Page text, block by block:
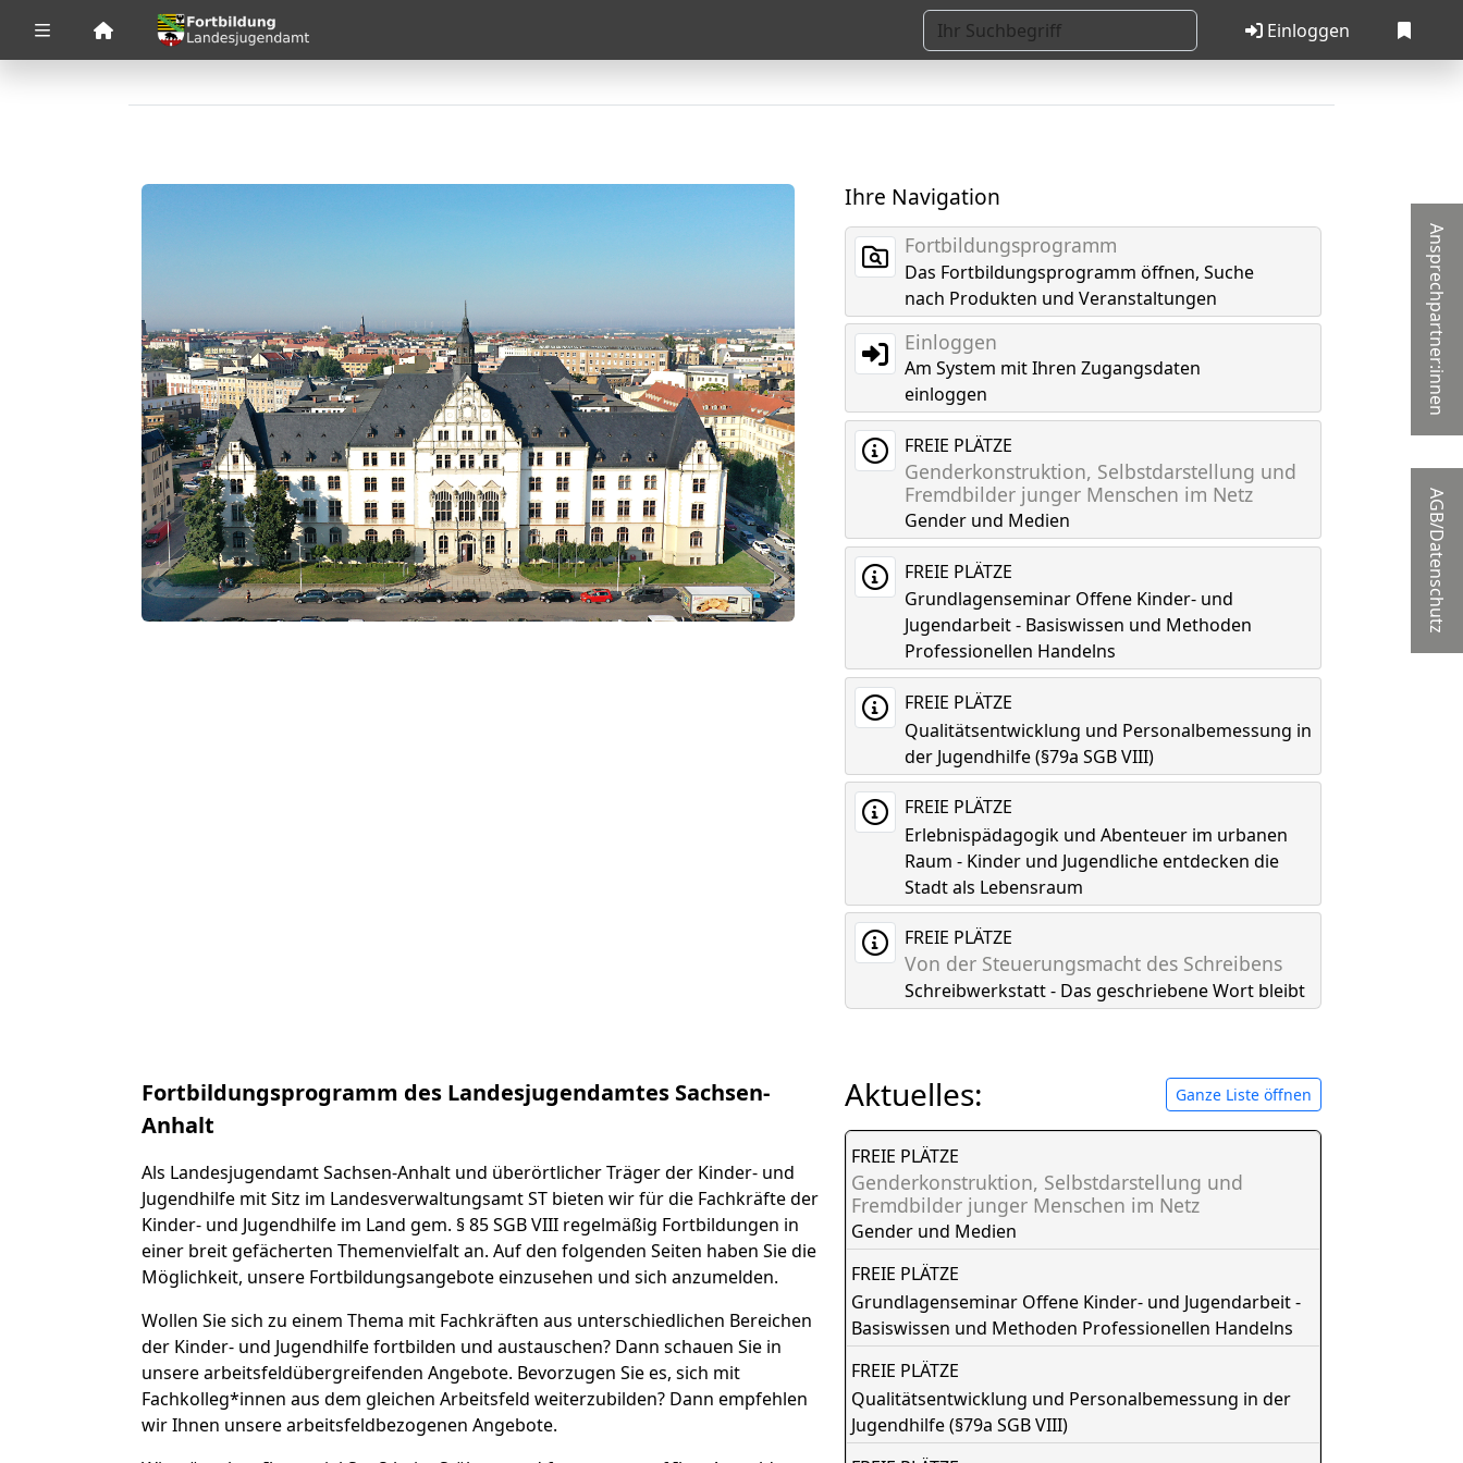
Einloggen
Zuklappen
Ansprechpartner:innen
AGB/Datenschutz
Ihre Navigation
Fortbildungsprogramm
Das Fortbildungsprogramm öffnen, Suche
nach Produkten und Veranstaltungen
Einloggen
Am System mit Ihren Zugangsdaten
einloggen
FREIE PLÄTZE
Genderkonstruktion, Selbstdarstellung und
Fremdbilder junger Menschen im Netz
Gender und Medien
FREIE PLÄTZE
Grundlagenseminar Offene Kinder- und
Jugendarbeit - Basiswissen und Methoden
Professionellen Handelns
FREIE PLÄTZE
Qualitätsentwicklung und Personalbemessung in
der Jugendhilfe (§79a SGB VIII)
FREIE PLÄTZE
Erlebnispädagogik und Abenteuer im urbanen
Raum - Kinder und Jugendliche entdecken die
Stadt als Lebensraum
FREIE PLÄTZE
Von der Steuerungsmacht des Schreibens
Schreibwerkstatt - Das geschriebene Wort bleibt
Fortbildungsprogramm des Landesjugendamtes Sachsen-
Anhalt
Als Landesjugendamt Sachsen-Anhalt und überörtlicher Träger der Kinder- und
Jugendhilfe mit Sitz im Landesverwaltungsamt ST bieten wir für die Fachkräfte der
Kinder- und Jugendhilfe im Land gem. § 85 SGB VIII regelmäßig Fortbildungen in
einer breit gefächerten Themenvielfalt an. Auf den folgenden Seiten haben Sie die
Möglichkeit, unsere Fortbildungsangebote einzusehen und sich anzumelden.
Wollen Sie sich zu einem Thema mit Fachkräften aus unterschiedlichen Bereichen
der Kinder- und Jugendhilfe fortbilden und austauschen? Dann schauen Sie in
unsere arbeitsfeldübergreifenden Angebote. Bevorzugen Sie es, sich mit
Fachkolleg*innen aus dem gleichen Arbeitsfeld weiterzubilden? Dann empfehlen
wir Ihnen unsere arbeitsfeldbezogenen Angebote.
Aktuelles: Ganze Liste öffnen
FREIE PLÄTZE
Genderkonstruktion, Selbstdarstellung und
Fremdbilder junger Menschen im Netz
Gender und Medien
FREIE PLÄTZE
Grundlagenseminar Offene Kinder- und Jugendarbeit -
Basiswissen und Methoden Professionellen Handelns
FREIE PLÄTZE
Qualitätsentwicklung und Personalbemessung in der
Jugendhilfe (§79a SGB VIII)